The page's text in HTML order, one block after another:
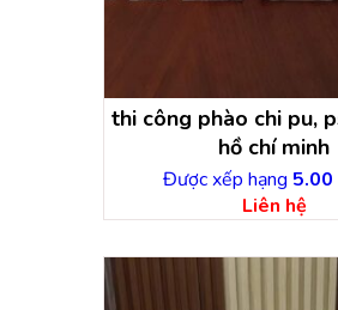
thi công phào chi pu,
hồ chí minh
Được xếp hạng 5.00
Liên hệ